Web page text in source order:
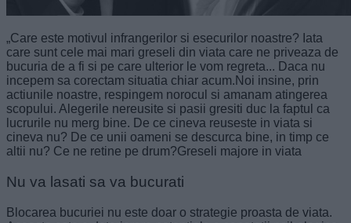
„Care este motivul infrangerilor si esecurilor noastre? Iata
care sunt cele mai mari greseli din viata care ne priveaza de
bucuria de a fi si pe care ulterior le vom regreta... Daca nu
incepem sa corectam situatia chiar acum.Noi insine, prin
actiunile noastre, respingem norocul si amanam atingerea
scopului. Alegerile nereusite si pasii gresiti duc la faptul ca
lucrurile nu merg bine. De ce cineva reuseste in viata si
cineva nu? De ce unii oameni se descurca bine, in timp ce
altii nu? Ce ne retine pe drum?Greseli majore in viata
Nu va lasati sa va bucurati
Blocarea bucuriei nu este doar o strategie proasta de viata.